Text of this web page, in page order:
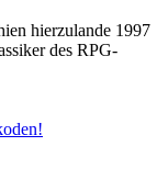
hierzulande 1997
des RPG-